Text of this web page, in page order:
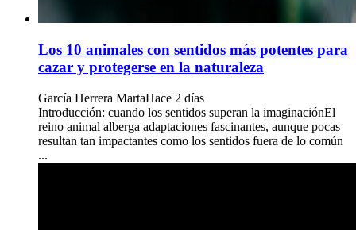
Los 10 animales con sentidos más potentes para
cazar y protegerse en la naturaleza
García Herrera MartaHace 2 días
Introducción: cuando los sentidos superan la imaginaciónEl
reino animal alberga adaptaciones fascinantes, aunque pocas
resultan tan impactantes como los sentidos fuera de lo común
...